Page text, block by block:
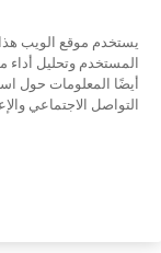
يستخدم موقع الويب
المستخدم وتحليل
أيضًا المعلومات حول
التواصل الاجتماعي